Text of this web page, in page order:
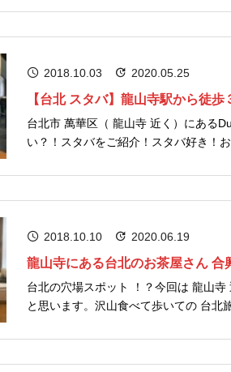
2018.10.03 2020.05.25
【台北 スタバ】龍山寺駅から徒
台北市 萬華区（ 龍山寺 近く）にある
い？！スタバをご紹介！スタバ好き！
2018.10.10 2020.06.19
龍山寺にある台北のお茶屋さん 合
台北の穴場スポット ！？今回は 龍山
と思います。沢山食べて歩いての 台北